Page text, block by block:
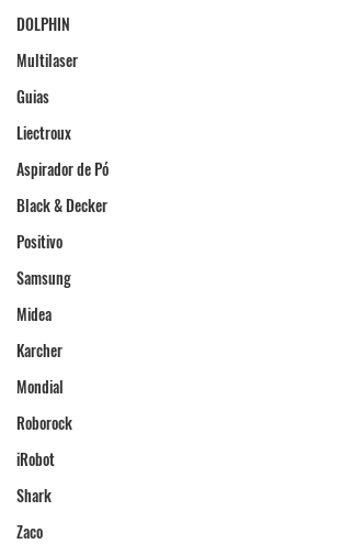
DOLPHIN
Multilaser
Guias
Liectroux
Aspirador de Pó
Black & Decker
Positivo
Samsung
Midea
Karcher
Mondial
Roborock
iRobot
Shark
Zaco